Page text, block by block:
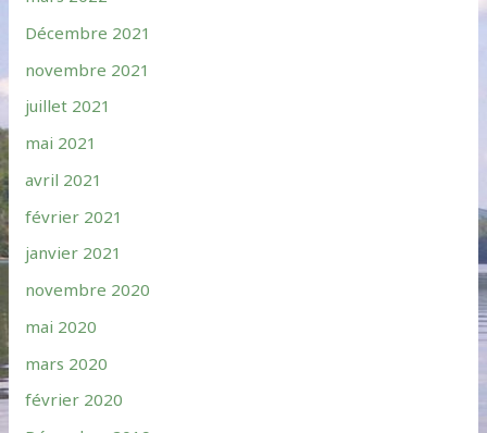
Décembre 2021
novembre 2021
juillet 2021
mai 2021
avril 2021
février 2021
janvier 2021
novembre 2020
mai 2020
mars 2020
février 2020